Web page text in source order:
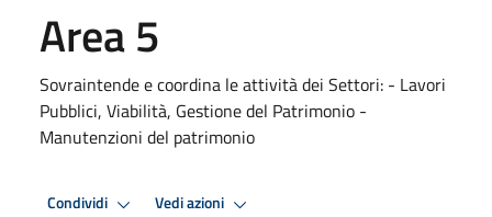
Area 5
Sovraintende e coordina le attività dei Settori: - Lavori
Pubblici, Viabilità, Gestione del Patrimonio -
Manutenzioni del patrimonio
Condividi Vedi azioni